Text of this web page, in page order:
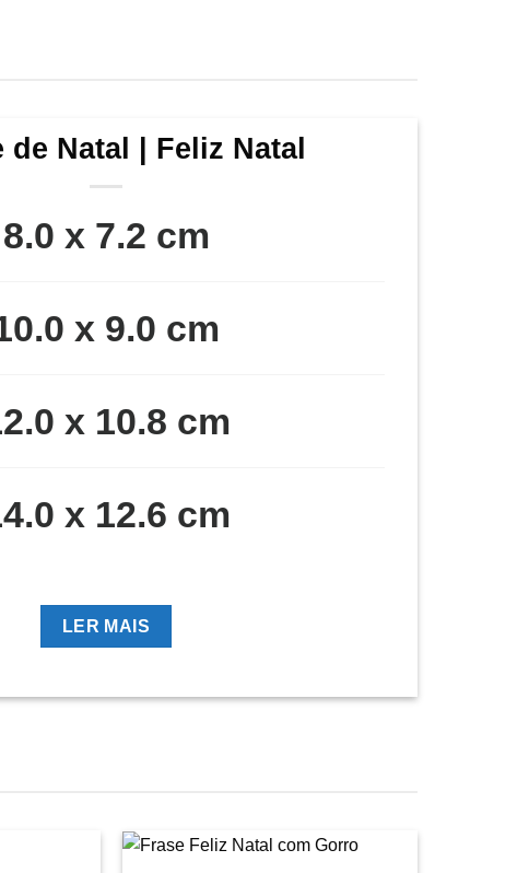
de Natal | Feliz Natal
8.0 x 7.2 cm
x 9.0 cm
x 10.8 cm
x 12.6 cm
LER MAIS
+